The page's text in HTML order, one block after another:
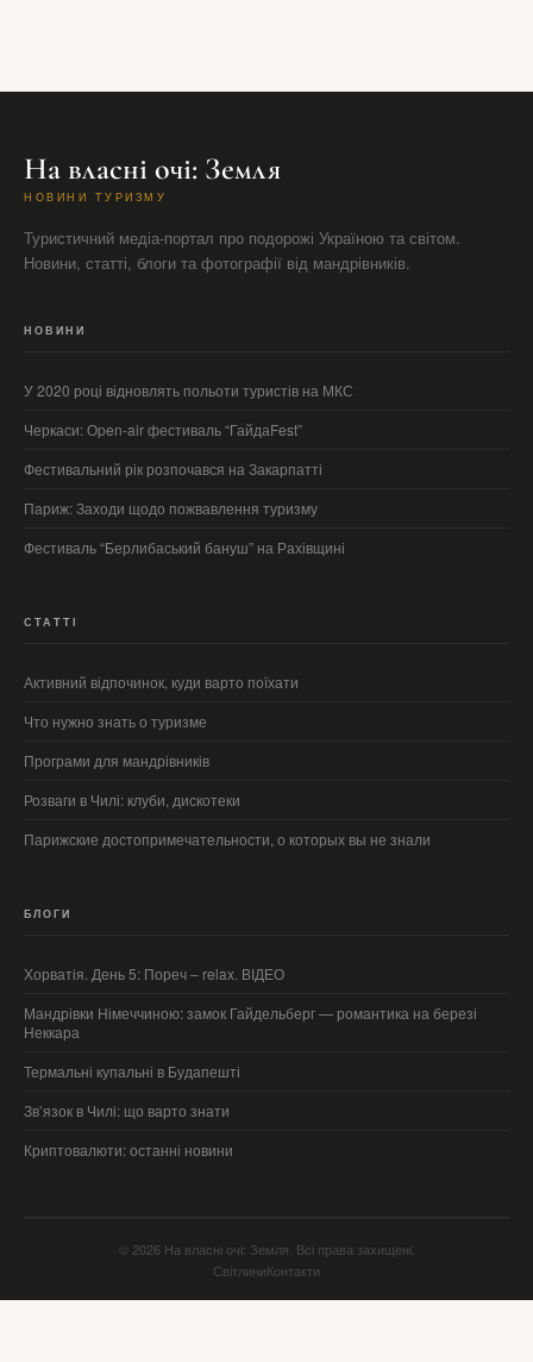
На власні очі: Земля
НОВИНИ ТУРИЗМУ
Туристичний медіа-портал про подорожі Україною та світом.
Новини, статті, блоги та фотографії від мандрівників.
НОВИНИ
У 2020 році відновлять польоти туристів на МКС
Черкаси: Оpen-air фестиваль “ГайдаFest”
Фестивальний рік розпочався на Закарпатті
Париж: Заходи щодо пожвавлення туризму
Фестиваль “Берлибаський бануш” на Рахівщині
СТАТТІ
Активний відпочинок, куди варто поїхати
Что нужно знать о туризме
Програми для мандрівників
Розваги в Чилі: клуби, дискотеки
Парижские достопримечательности, о которых вы не знали
БЛОГИ
Хорватія. День 5: Пореч – relax. ВІДЕО
Мандрівки Німеччиною: замок Гайдельберг — романтика на березі
Неккара
Термальні купальні в Будапешті
Зв’язок в Чилі: що варто знати
Криптовалюти: останні новини
© 2026 На власні очі: Земля. Всі права захищені.
СвітлиниКонтакти